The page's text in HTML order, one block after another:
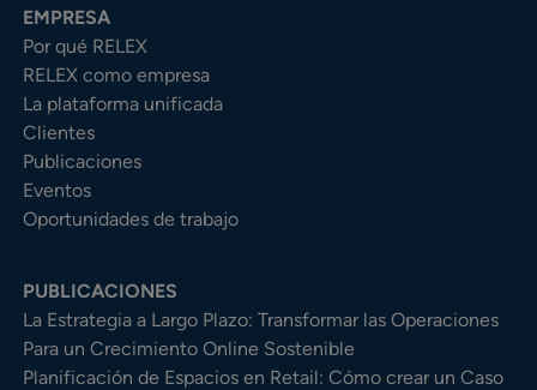
EMPRESA
Por qué RELEX
RELEX como empresa
La plataforma unificada
Clientes
Publicaciones
Eventos
Oportunidades de trabajo
PUBLICACIONES
La Estrategia a Largo Plazo: Transformar las Operaciones
Para un Crecimiento Online Sostenible
Planificación de Espacios en Retail: Cómo crear un Caso